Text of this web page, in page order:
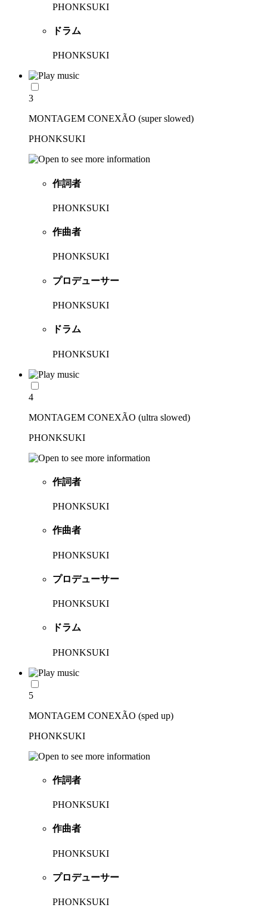
PHONKSUKI
ドラム
PHONKSUKI
3
MONTAGEM CONEXÃO (super slowed)
PHONKSUKI
作詞者
PHONKSUKI
作曲者
PHONKSUKI
プロデューサー
PHONKSUKI
ドラム
PHONKSUKI
4
MONTAGEM CONEXÃO (ultra slowed)
PHONKSUKI
作詞者
PHONKSUKI
作曲者
PHONKSUKI
プロデューサー
PHONKSUKI
ドラム
PHONKSUKI
5
MONTAGEM CONEXÃO (sped up)
PHONKSUKI
作詞者
PHONKSUKI
作曲者
PHONKSUKI
プロデューサー
PHONKSUKI